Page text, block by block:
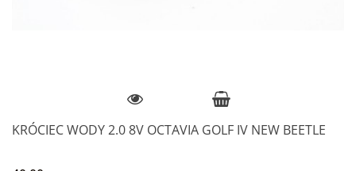
KRÓCIEC WODY 2.0 8V OCTAVIA GOLF IV NEW BEETLE